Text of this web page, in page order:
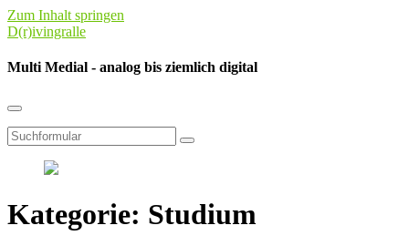
Zum Inhalt springen
D(r)ivingralle
Multi Medial - analog bis ziemlich digital
Suchfeld
umschalten
Suchen
Kategorie: Studium